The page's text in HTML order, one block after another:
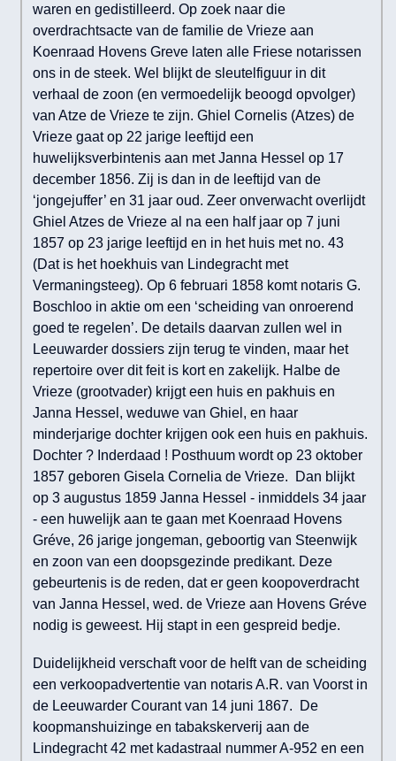
waren en gedistilleerd. Op zoek naar die
overdrachtsacte van de familie de Vrieze aan
Koenraad Hovens Greve laten alle Friese notarissen
ons in de steek. Wel blijkt de sleutelfiguur in dit
verhaal de zoon (en vermoedelijk beoogd opvolger)
van Atze de Vrieze te zijn. Ghiel Cornelis (Atzes) de
Vrieze gaat op 22 jarige leeftijd een
huwelijksverbintenis aan met Janna Hessel op 17
december 1856. Zij is dan in de leeftijd van de
‘jongejuffer’ en 31 jaar oud. Zeer onverwacht overlijdt
Ghiel Atzes de Vrieze al na een half jaar op 7 juni
1857 op 23 jarige leeftijd en in het huis met no. 43
(Dat is het hoekhuis van Lindegracht met
Vermaningsteeg). Op 6 februari 1858 komt notaris G.
Boschloo in aktie om een ‘scheiding van onroerend
goed te regelen’. De details daarvan zullen wel in
Leeuwarder dossiers zijn terug te vinden, maar het
repertoire over dit feit is kort en zakelijk. Halbe de
Vrieze (grootvader) krijgt een huis en pakhuis en
Janna Hessel, weduwe van Ghiel, en haar
minderjarige dochter krijgen ook een huis en pakhuis.
Dochter ? Inderdaad ! Posthuum wordt op 23 oktober
1857 geboren Gisela Cornelia de Vrieze. Dan blijkt
op 3 augustus 1859 Janna Hessel - inmiddels 34 jaar
- een huwelijk aan te gaan met Koenraad Hovens
Gréve, 26 jarige jongeman, geboortig van Steenwijk
en zoon van een doopsgezinde predikant. Deze
gebeurtenis is de reden, dat er geen koopoverdracht
van Janna Hessel, wed. de Vrieze aan Hovens Gréve
nodig is geweest. Hij stapt in een gespreid bedje.
Duidelijkheid verschaft voor de helft van de scheiding
een verkoopadvertentie van notaris A.R. van Voorst in
de Leeuwarder Courant van 14 juni 1867. De
koopmanshuizinge en tabakskerverij aan de
Lindegracht 42 met kadastraal nummer A-952 en een